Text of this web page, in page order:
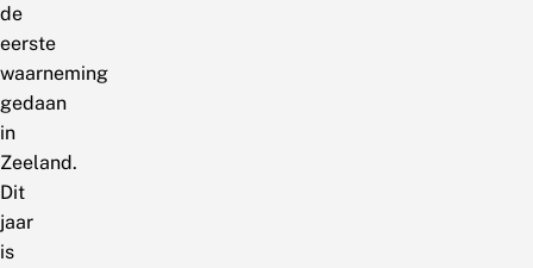
de
eerste
waarneming
gedaan
in
Zeeland.
Dit
jaar
is